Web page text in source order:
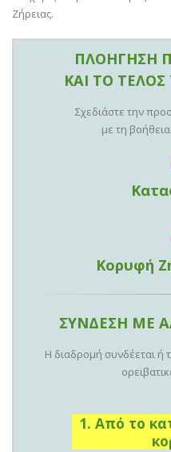
Ζήρειας.
ΠΛΟΗΓΗΣΗ
ΚΑΙ ΤΟ
Σχεδιάστε την
με τη
Κορυφή
ΣΥΝΔΕΣΗ ΜΕ
Η διαδρομή συνδέεται ή
1. Από το